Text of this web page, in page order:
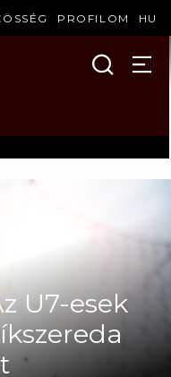
PROFILOM HU
U7-esek